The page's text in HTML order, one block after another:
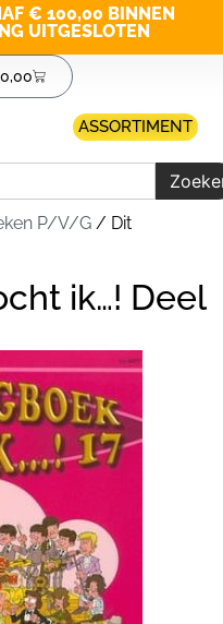
€ 100,00 BINNEN
UITGESLOTEN
0,00
ASSORTIMENT
P/V/G / Dit
ik…! Deel